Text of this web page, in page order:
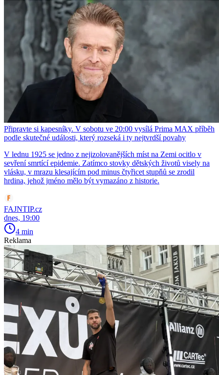
Připravte si kapesníky. V sobotu ve 20:00 vysílá Prima MAX příběh
podle skutečné události, který rozseká i ty nejtvrdší povahy
V lednu 1925 se jedno z nejizolovanějších míst na Zemi ocitlo v
sevření smrtící epidemie. Zatímco stovky dětských životů visely na
vlásku, v mrazu klesajícím pod minus čtyřicet stupňů se zrodil
hrdina, jehož jméno mělo být vymazáno z historie.
FAJNTIP.cz
dnes, 19:00
4 min
Reklama